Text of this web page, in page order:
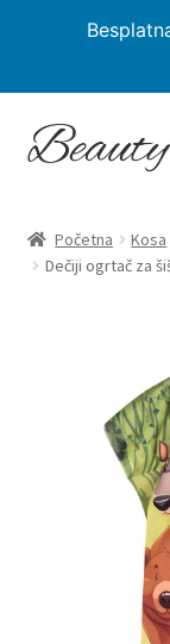
Preskoči
na
Skoči
na
Proizvodi
Početna Kosa
Dečiji ogrtač za